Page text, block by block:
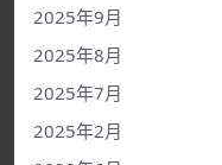
2025年9月
2025年8月
2025年7月
2025年2月